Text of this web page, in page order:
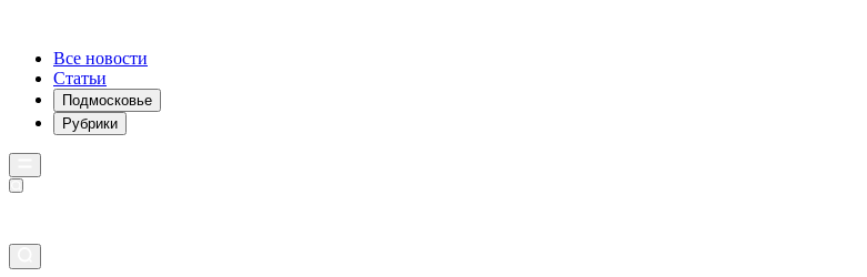
Все новости
Статьи
Подмосковье
Рубрики